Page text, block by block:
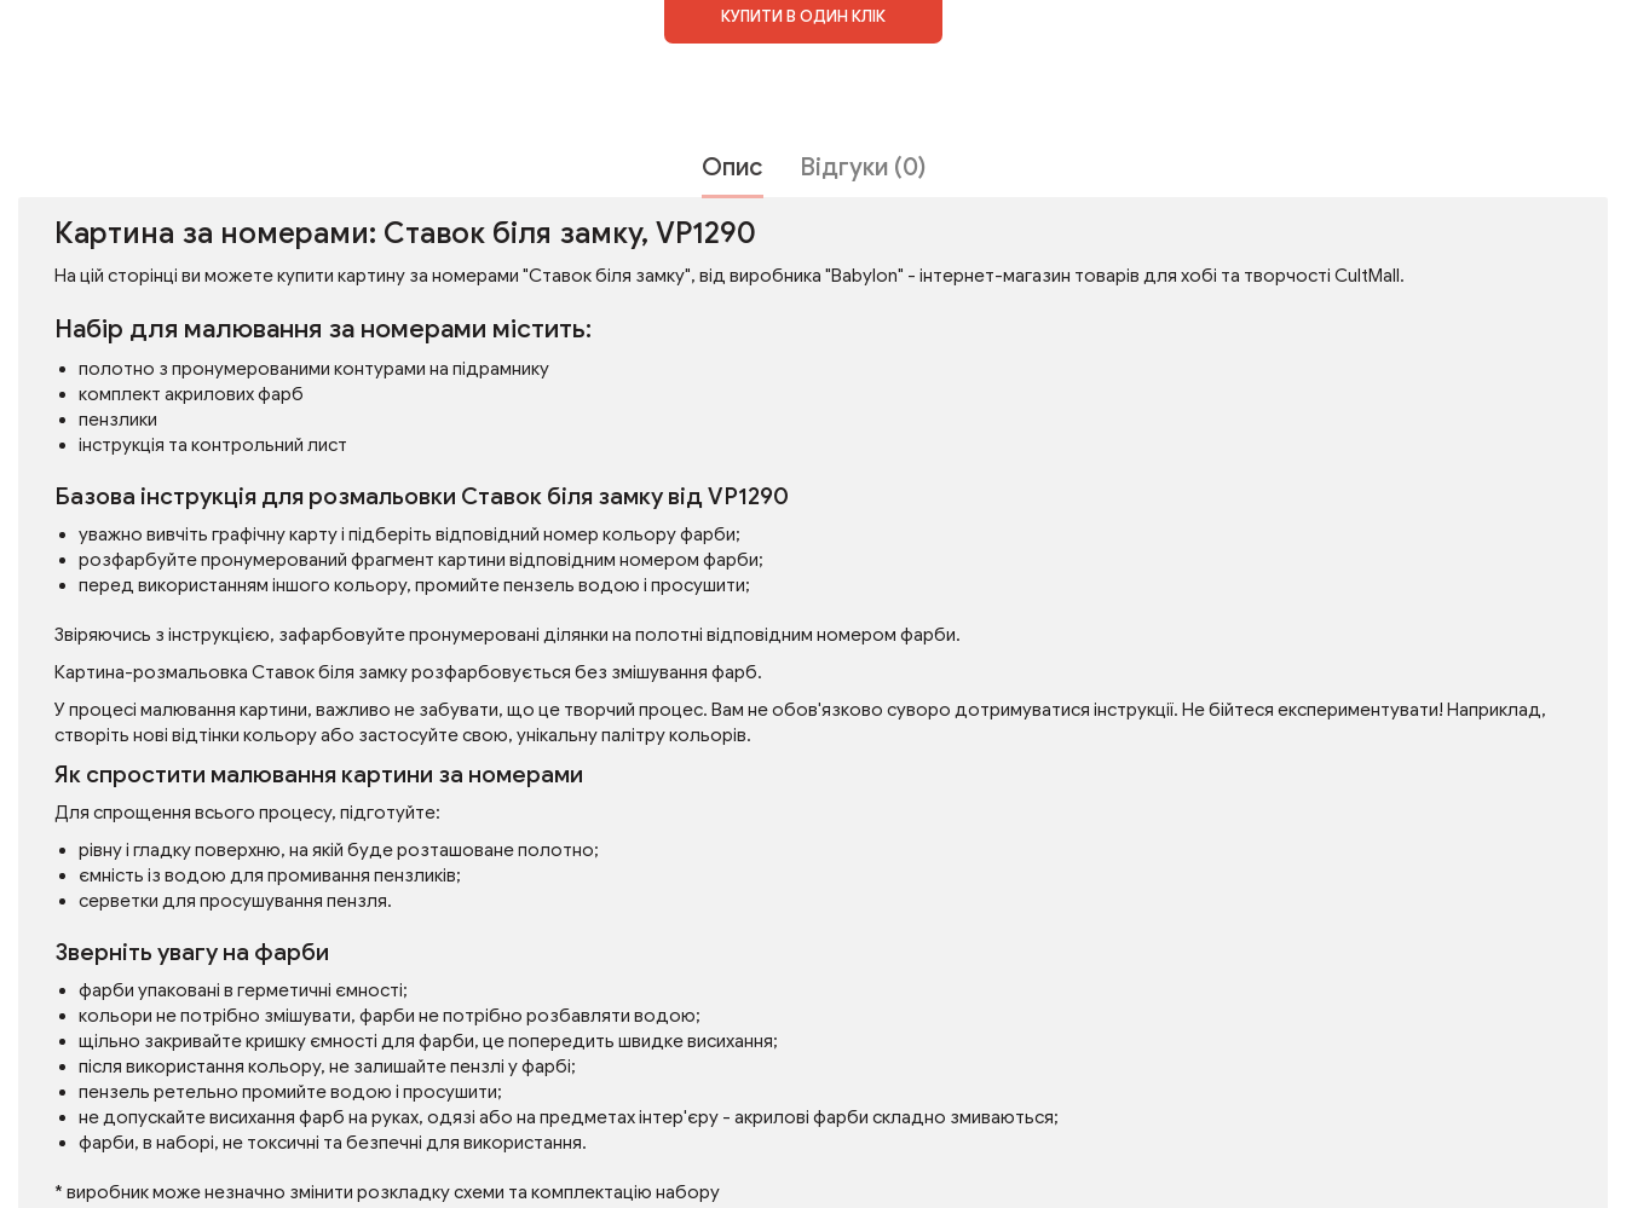
КУПИТИ В ОДИН КЛІК
Опис Відгуки (0)
Картина за номерами: Ставок біля замку, VP1290
На цій сторінці ви можете купити картину за номерами "Ставок біля замку", від виробника "Babylon" - інтернет-магазин товарів для хобі та творчості CultMall.
Набір для малювання за номерами містить:
полотно з пронумерованими контурами на підрамнику
комплект акрилових фарб
пензлики
інструкція та контрольний лист
Базова інструкція для розмальовки Ставок біля замку від VP1290
уважно вивчіть графічну карту і підберіть відповідний номер кольору фарби;
розфарбуйте пронумерований фрагмент картини відповідним номером фарби;
перед використанням іншого кольору, промийте пензель водою і просушити;
Звіряючись з інструкцією, зафарбовуйте пронумеровані ділянки на полотні відповідним номером фарби.
Картина-розмальовка Ставок біля замку розфарбовується без змішування фарб.
У процесі малювання картини, важливо не забувати, що це творчий процес. Вам не обов'язково суворо дотримуватися інструкції. Не бійтеся експериментувати! Наприклад,
створіть нові відтінки кольору або застосуйте свою, унікальну палітру кольорів.
Як спростити малювання картини за номерами
Для спрощення всього процесу, підготуйте:
рівну і гладку поверхню, на якій буде розташоване полотно;
ємність із водою для промивання пензликів;
серветки для просушування пензля.
Зверніть увагу на фарби
фарби упаковані в герметичні ємності;
кольори не потрібно змішувати, фарби не потрібно розбавляти водою;
щільно закривайте кришку ємності для фарби, це попередить швидке висихання;
після використання кольору, не залишайте пензлі у фарбі;
пензель ретельно промийте водою і просушити;
не допускайте висихання фарб на руках, одязі або на предметах інтер'єру - акрилові фарби складно змиваються;
фарби, в наборі, не токсичні та безпечні для використання.
* виробник може незначно змінити розкладку схеми та комплектацію набору